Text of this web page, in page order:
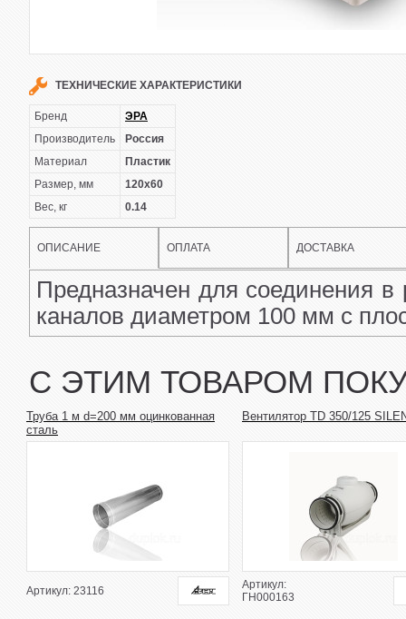
ТЕХНИЧЕСКИЕ ХАРАКТЕРИСТИКИ
Бренд
ЭРА
Производитель
Россия
Материал
Пластик
Размер, мм
120х60
Вес, кг
0.14
ОПИСАНИЕ ОПЛАТА ДОСТАВКА
Предназначен для соединения в
каналов диаметром 100 мм с
С ЭТИМ ТОВАРОМ
Труба 1 м d=200 мм оцинкованная
сталь
Артикул: 23116
Вентилятор TD 350/125
Артикул:
ГН000163